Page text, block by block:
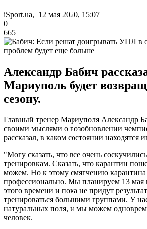
iSport.ua, 12 мая 2020, 15:07
0
665
Александр Бабич
Мариуполь будет
сезону.
Главный тренер Мариуполя Александр
своими мыслями о возобновлении
рассказал, в каком состоянии находятся
"Могу сказать, что все очень
тренировкам. Сказать, что карантин
можем. Но к этому смягчению
профессионально. Мы планируем 13 мая
этого времени и пока не придут
тренироваться большими группами. У
натуральных поля, и мы можем
человек.